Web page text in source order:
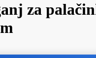
za